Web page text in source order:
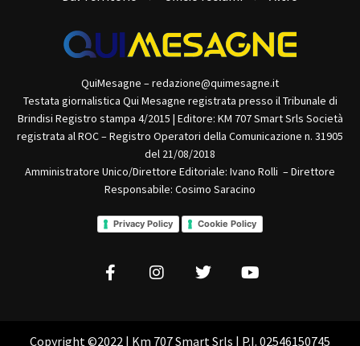
Testata giornalistica Qui Mesagne registrata presso il Tribunale di
Brindisi Registro stampa 4/2015 | Editore: KM 707 Smart Srls Società
registrata al ROC – Registro Operatori della Comunicazione n. 31905
del 21/08/2018
Amministratore Unico/Direttore Editoriale: Ivano Rolli – Direttore
Responsabile: Cosimo Saracino